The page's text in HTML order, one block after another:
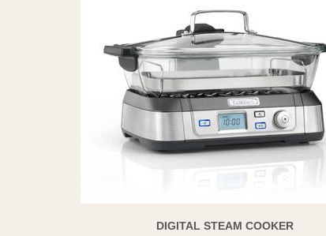
DIGITAL STEAM COOKER